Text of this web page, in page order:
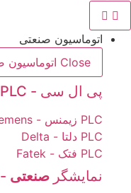
اتوماسیون صنعتی
Close اتوماسیون صنعتی
پی ال سی - PLC
PLC زیمنس - Siemens
PLC دلتا - Delta
PLC فتک - Fatek
نمایشگر صنعتی - HMI